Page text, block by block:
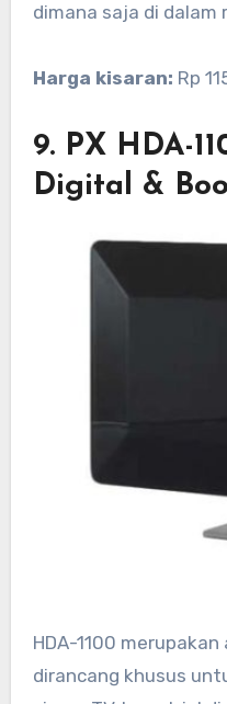
dimana saja di dalam
Harga kisaran: Rp
9. PX HDA-
Digital &
HDA-1100
dirancang khusus